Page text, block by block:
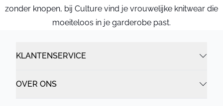
zonder knopen, bij Culture vind je vrouwelijke knitwear die
moeiteloos in je garderobe past.
KLANTENSERVICE
OVER ONS